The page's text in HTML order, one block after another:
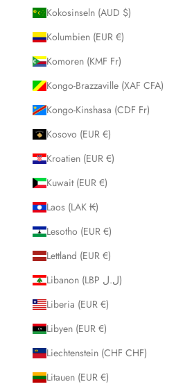
Kokosinseln (AUD $)
Kolumbien (EUR €)
Komoren (KMF Fr)
Kongo-Brazzaville (XAF CFA)
Kongo-Kinshasa (CDF Fr)
Kosovo (EUR €)
Kroatien (EUR €)
Kuwait (EUR €)
Laos (LAK ₭)
Lesotho (EUR €)
Lettland (EUR €)
Libanon (LBP ل.ل)
Liberia (EUR €)
Libyen (EUR €)
Liechtenstein (CHF CHF)
Litauen (EUR €)